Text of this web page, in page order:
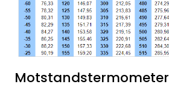
Motstandstermometer